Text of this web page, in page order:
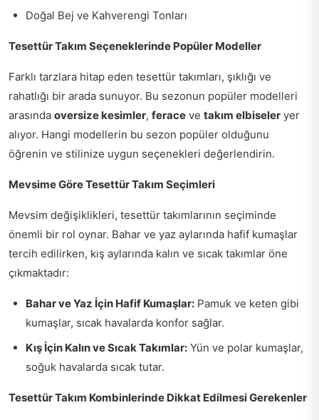
Doğal Bej ve Kahverengi Tonları
Tesettür Takım Seçeneklerinde Popüler Modeller
Farklı tarzlara hitap eden tesettür takımları, şıklığı ve
rahatlığı bir arada sunuyor. Bu sezonun popüler modelleri
arasında oversize kesimler, ferace ve takım elbiseler yer
alıyor. Hangi modellerin bu sezon popüler olduğunu
öğrenin ve stilinize uygun seçenekleri değerlendirin.
Mevsime Göre Tesettür Takım Seçimleri
Mevsim değişiklikleri, tesettür takımlarının seçiminde
önemli bir rol oynar. Bahar ve yaz aylarında hafif kumaşlar
tercih edilirken, kış aylarında kalın ve sıcak takımlar öne
çıkmaktadır:
Bahar ve Yaz İçin Hafif Kumaşlar: Pamuk ve keten gibi
kumaşlar, sıcak havalarda konfor sağlar.
Kış İçin Kalın ve Sıcak Takımlar: Yün ve polar kumaşlar,
soğuk havalarda sıcak tutar.
Tesettür Takım Kombinlerinde Dikkat Edilmesi Gerekenler